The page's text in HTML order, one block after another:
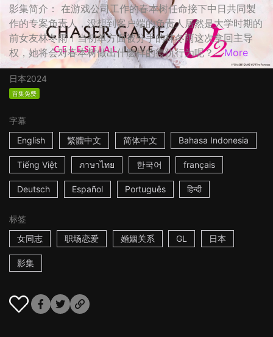
影集简介： 在游戏公司工作的春本树任命接下中日共同製
作的专案负责人，没想到客户端的负责人居然是大学时期的
前女友林冬雨！当初单方面被分手的林冬雨这次拿回主导
权，她将会对春本树做出什麽样的復仇行为呢？... More
日本2024
首集免费
字幕
English
繁體中文 简体中文 Bahasa Indonesia
Tiếng Việt ภาษาไทย 한국어 français
Deutsch Español Português हिन्दी
标签
女同志
职场恋爱 婚姻关系 GL 日本
影集